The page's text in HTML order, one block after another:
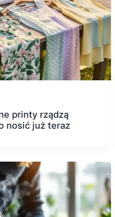
printy rządzą
nosić już teraz